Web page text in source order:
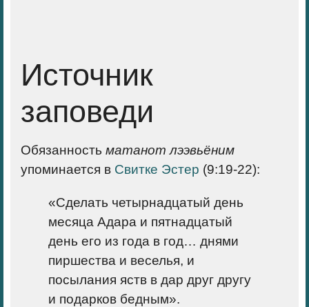
Источник
заповеди
Обязанность матанот лээвьёним
упоминается в Свитке Эстер (9:19-22):
«Cделать четырнадцатый день
месяца Адара и пятнадцатый
день его из года в год… днями
пиршества и веселья, и
посылания яств в дар друг другу
и подарков бедным».